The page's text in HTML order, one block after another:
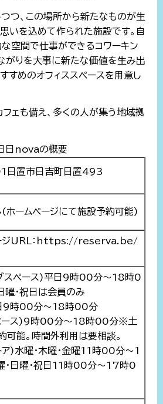
つ、この場所から新たなものが生
いを込めて作られた施設です。自
空間で仕事ができるコワーキン
がりを大事に新たな価値を生み出
すめのオフィススペースを用意し
フェも備え、多くの人が集う地域拠
日novaの概要
置市日吉町日置493
ホームページにて施設予約可能)
ジURL：https://reserva.be/
スペース)平日9時00分～18時0
曜・祝日は会員のみ
9時00分～18時00分
ース)9時00分～18時00分※土
可能。時間外利用は要相談。
ア)水曜・木曜・金曜11時00分～1
日曜・祝日11時00分～17時0